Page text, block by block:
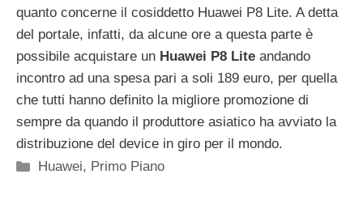
quanto concerne il cosiddetto Huawei P8 Lite. A detta
del portale, infatti, da alcune ore a questa parte è
possibile acquistare un Huawei P8 Lite andando
incontro ad una spesa pari a soli 189 euro, per quella
che tutti hanno definito la migliore promozione di
sempre da quando il produttore asiatico ha avviato la
distribuzione del device in giro per il mondo.
Categorie
Huawei, Primo Piano